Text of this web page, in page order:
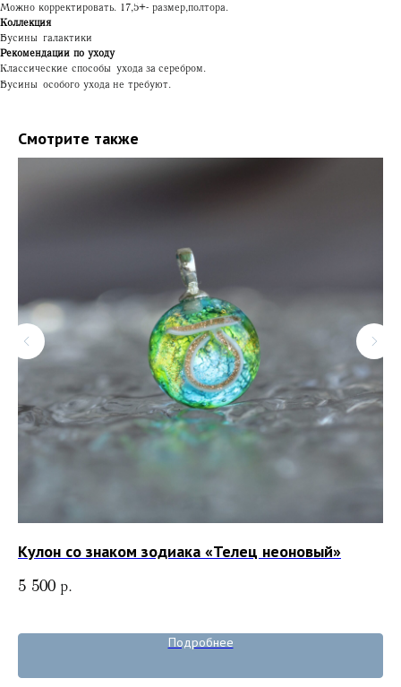
Можно корректировать. 17,5+- размер, полтора.
Коллекция
Бусины галактики
Рекомендации по уходу
Классические способы ухода за серебром.
Бусины особого ухода не требуют.
Смотрите также
Кулон со знаком зодиака «Телец неоновый»
5 500 р.
Подробнее